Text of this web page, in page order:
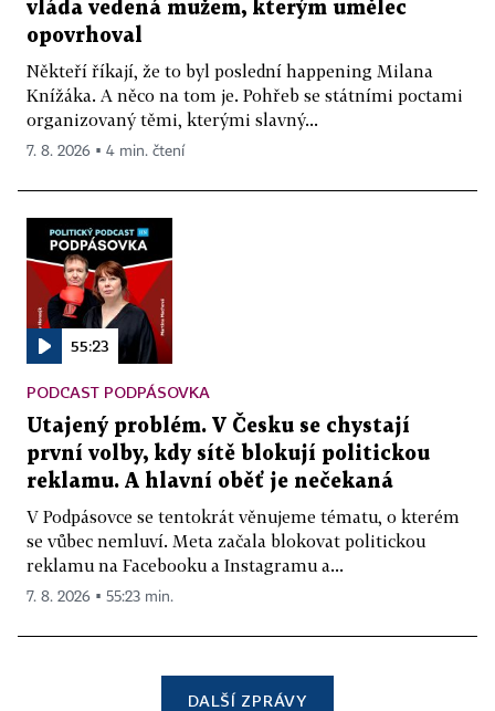
vláda vedená mužem, kterým umělec
opovrhoval
Někteří říkají, že to byl poslední happening Milana
Knížáka. A něco na tom je. Pohřeb se státními poctami
organizovaný těmi, kterými slavný...
7. 8. 2026 ▪ 4 min. čtení
55:23
PODCAST PODPÁSOVKA
Utajený problém. V Česku se chystají
první volby, kdy sítě blokují politickou
reklamu. A hlavní oběť je nečekaná
V Podpásovce se tentokrát věnujeme tématu, o kterém
se vůbec nemluví. Meta začala blokovat politickou
reklamu na Facebooku a Instagramu a...
7. 8. 2026 ▪ 55:23 min.
DALŠÍ ZPRÁVY